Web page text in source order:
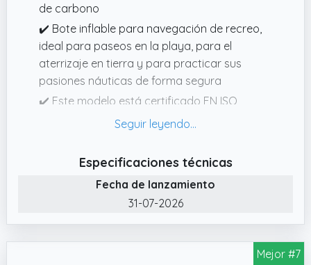
de carbono
✔️ Bote inflable para navegación de recreo,
ideal para paseos en la playa, para el
aterrizaje en tierra y para practicar sus
pasiones náuticas de forma segura
✔️ Este modelo está certificado EN ISO
61852:2014, EN ISO 122153:2002, EN ISO
✔️ Indicado para ser utilizado como licitación,
como barco para la pesca, el buceo, el esquí
acuático y el wakeboard
✔️ Adecuado para la navegación en el mar o
en cuerpos de agua más tranquilos
Especificaciones técnicas
Fecha de lanzamiento
31-07-2026
Mejor #7